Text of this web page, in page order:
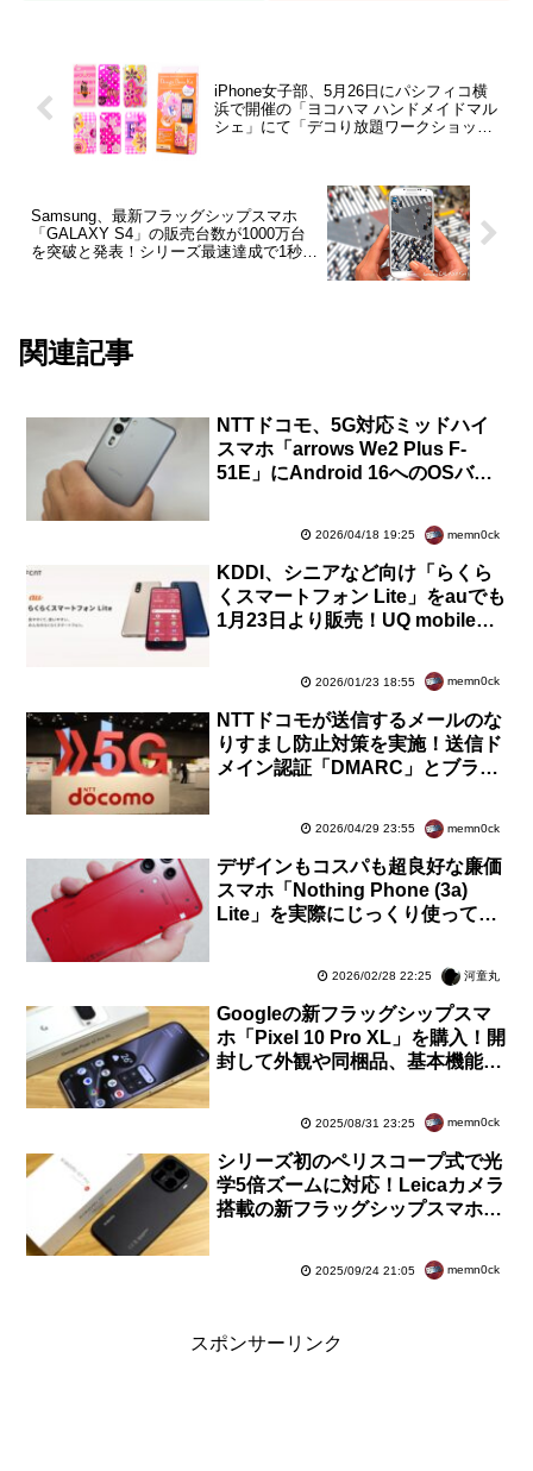
iPhone女子部、5月26日にパシフィコ横
浜で開催の「ヨコハマ ハンドメイドマル
シェ」にて「デコり放題ワークショッ
Samsung、最新フラッグシップスマホ
「GALAXY S4」の販売台数が1000万台
を突破と発表！シリーズ最速達成で1秒に
関連記事
NTTドコモ、5G対応ミッドハイ
スマホ「arrows We2 Plus F-
51E」にAndroid 16へのOSバー
2026/04/18 19:25 memn0ck
KDDI、シニアなど向け「らくら
くスマートフォン Lite」をauでも
1月23日より販売！UQ mobileに
2026/01/23 18:55 memn0ck
NTTドコモが送信するメールのな
りすまし防止対策を実施！送信ド
メイン認証「DMARC」とブラン
2026/04/29 23:55 memn0ck
デザインもコスパも超良好な廉価
スマホ「Nothing Phone (3a)
Lite」を実際にじっくり使ってみ
2026/02/28 22:25 河童丸
Googleの新フラッグシップスマ
ホ「Pixel 10 Pro XL」を購入！開
封して外観や同梱品、基本機能、
2025/08/31 23:25 memn0ck
シリーズ初のペリスコープ式で光
学5倍ズームに対応！Leicaカメラ
搭載の新フラッグシップスマホ
2025/09/24 21:05 memn0ck
スポンサーリンク